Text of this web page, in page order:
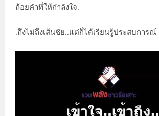
ถ้อยคำที่ให้กำลังใจ.
.ถึงไม่ถึงเส้นชัย..แต่ก็ได้เรียนรู้ประสบการณ์